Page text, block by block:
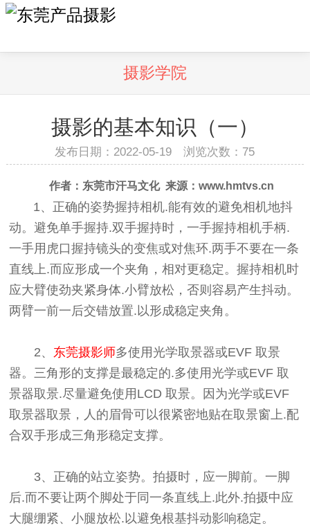
摄影学院
摄影的基本知识（一）
发布日期：2022-05-19 浏览次数： 75
作者：东莞市汗马文化 来源： www.hmtvs.cn
1、正确的姿势握持相机.能有效的避免相机地抖
动。避免单手握持.双手握持时，一手握持相机手柄.
一手用虎口握持镜头的变焦或对焦环.两手不要在一条
直线上.而应形成一个夹角，相对更稳定。握持相机时
应大臂使劲夹紧身体.小臂放松，否则容易产生抖动。
两臂一前一后交错放置.以形成稳定夹角。
2、 东莞摄影师多使用光学取景器或EVF 取景
器。三角形的支撑是最稳定的.多使用光学或EVF 取
景器取景.尽量避免使用LCD 取景。因为光学或EVF
取景器取景，人的眉骨可以很紧密地贴在取景窗上.配
合双手形成三角形稳定支撑。
3、正确的站立姿势。拍摄时，应一脚前。一脚
后.而不要让两个脚处于同一条直线上.此外.拍摄中应
大腿绷紧、小腿放松.以避免根基抖动影响稳定。